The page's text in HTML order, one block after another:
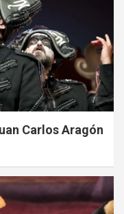
Carlos Aragón